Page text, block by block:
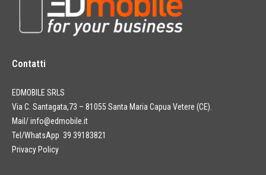
Contatti
EDMOBILE SRLS
Via C. Santagata,73 – 81055 Santa Maria Capua Vetere (CE).
Mail/info@edmobile.it
Tel/WhatsApp 39 39183821
Privacy Policy